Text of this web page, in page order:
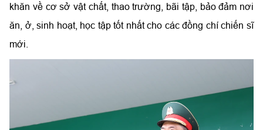
khăn về cơ sở vật chất, thao trường, bãi tập, bảo đảm nơi
ăn, ở, sinh hoạt, học tập tốt nhất cho các đồng chí chiến sĩ
mới.